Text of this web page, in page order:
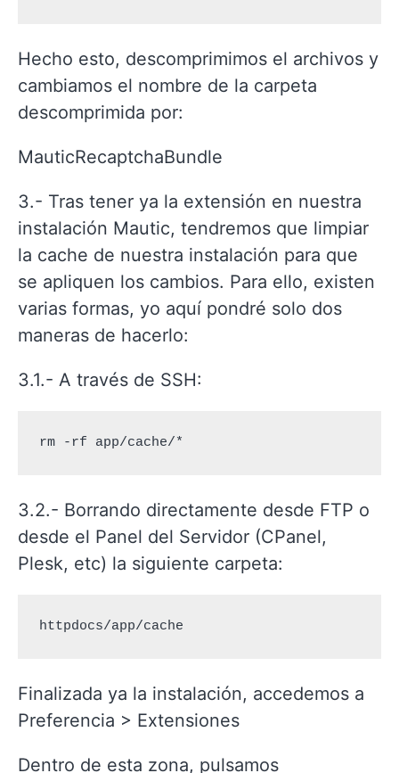
Hecho esto, descomprimimos el archivos y
cambiamos el nombre de la carpeta
descomprimida por:
MauticRecaptchaBundle
3.- Tras tener ya la extensión en nuestra
instalación Mautic, tendremos que limpiar
la cache de nuestra instalación para que
se apliquen los cambios. Para ello, existen
varias formas, yo aquí pondré solo dos
maneras de hacerlo:
3.1.- A través de SSH:
rm -rf app/cache/*
3.2.- Borrando directamente desde FTP o
desde el Panel del Servidor (CPanel,
Plesk, etc) la siguiente carpeta:
httpdocs/app/cache
Finalizada ya la instalación, accedemos a
Preferencia > Extensiones
Dentro de esta zona, pulsamos